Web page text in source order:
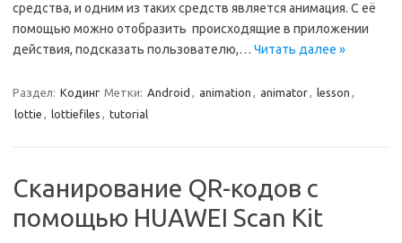
средства, и одним из таких средств является анимация. С её
помощью можно отобразить происходящие в приложении
действия, подсказать пользователю,… Читать далее »
Раздел: Кодинг Метки: Android , animation , animator, lesson ,
lottie , lottiefiles , tutorial
Сканирование QR-кодов с
помощью HUAWEI Scan Kit